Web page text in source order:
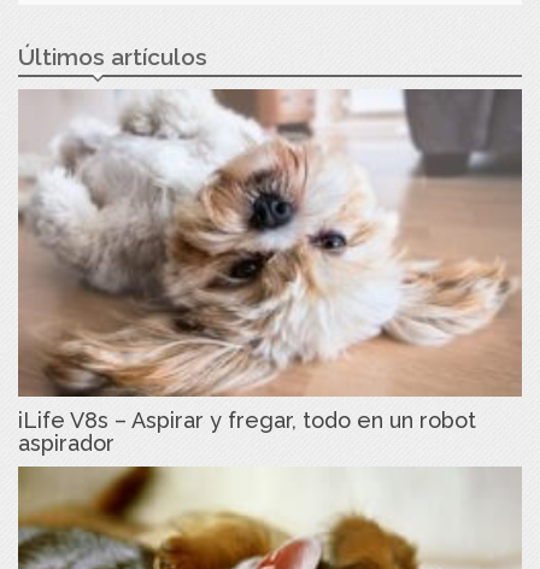
Últimos artículos
iLife V8s – Aspirar y fregar, todo en un robot
aspirador